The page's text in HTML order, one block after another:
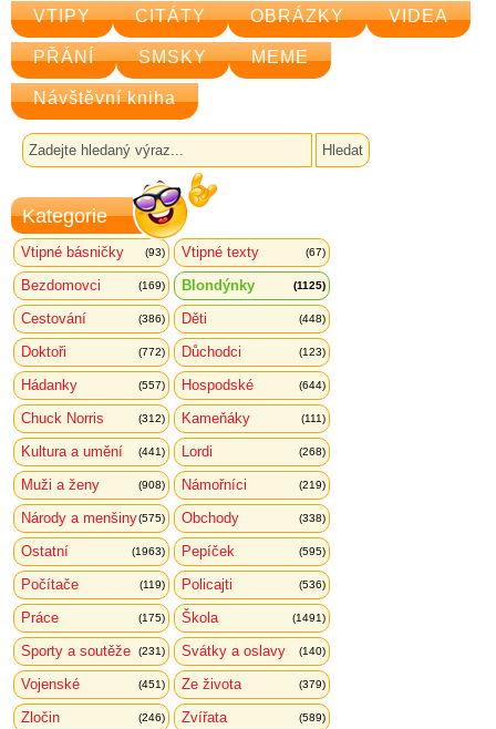
VTIPY CITÁTY OBRÁZKY VIDEA
PŘÁNÍ SMSKY MEME
Návštěvní kniha
Kategorie
Vtipné básničky (93) Vtipné texty (67)
Bezdomovci (169) Blondýnky (1125)
Cestování (386) Děti (448)
Doktoři (772) Důchodci (123)
Hádanky (557) Hospodské (644)
Chuck Norris (312) Kameňáky (111)
Kultura a umění (441) Lordi (268)
Muži a ženy (908) Námořníci (219)
Národy a menšiny(575) Obchody (338)
Ostatní (1963) Pepíček (595)
Počítače (119) Policajti (536)
Práce (175) Škola (1491)
Sporty a soutěže (231) Svátky a oslavy (140)
Vojenské (451) Ze života (379)
Zločin (246) Zvířata (589)